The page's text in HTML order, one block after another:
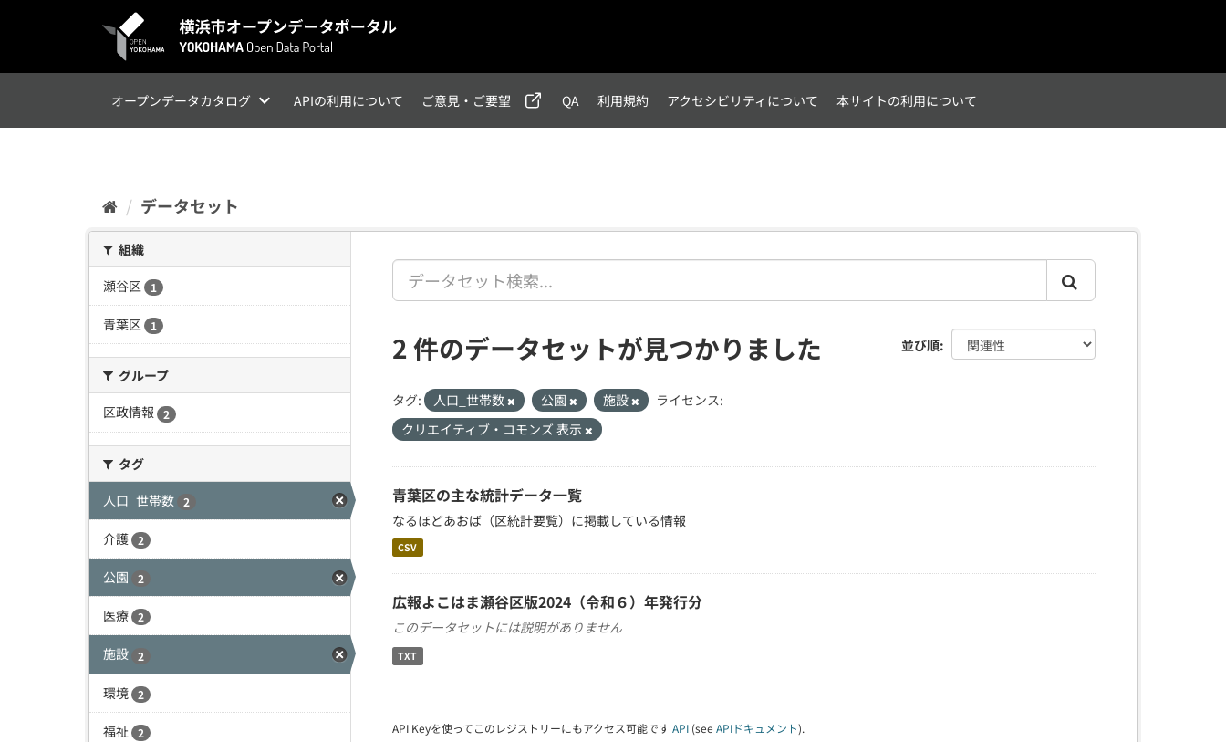
オープンデータカタログ APIの利用について ご意見・ご要望 QA 利用規約 アクセシビリティについて 本サイトの利用について
データセット
組織
瀬谷区
1
青葉区 1
グループ
区政情報
2
タグ
人口_世帯数 2
介護 2
公園 2
医療 2
施設 2
環境 2
福祉 2
並び順
2 件のデータセットが見つかりました
タグ: 人口_世帯数 公園 施設
ライセンス:
クリエイティブ・コモンズ 表示
青葉区の主な統計データ一覧
なるほどあおば（区統計要覧）に掲載している情報
CSV
広報よこはま瀬谷区版2024（令和６）年発行分
このデータセットには説明がありません
TXT
API Keyを使ってこのレジストリーにもアクセス可能です API (see APIドキュメント).